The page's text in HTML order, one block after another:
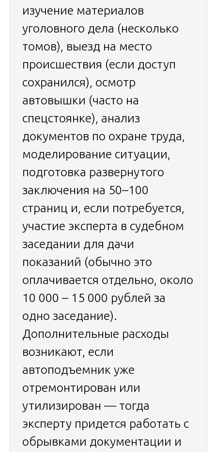
изучение материалов
уголовного дела (несколько
томов), выезд на место
происшествия (если доступ
сохранился), осмотр
автовышки (часто на
спецстоянке), анализ
документов по охране труда,
моделирование ситуации,
подготовка развернутого
заключения на 50–100
страниц и, если потребуется,
участие эксперта в судебном
заседании для дачи
показаний (обычно это
оплачивается отдельно, около
10 000 – 15 000 рублей за
одно заседание).
Дополнительные расходы
возникают, если
автоподъемник уже
отремонтирован или
утилизирован — тогда
эксперту придется работать с
обрывками документации и